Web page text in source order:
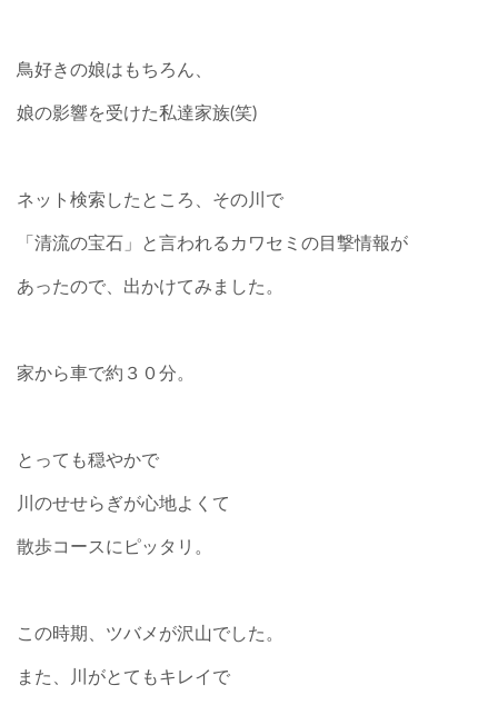
鳥好きの娘はもちろん、
娘の影響を受けた私達家族(笑)
ネット検索したところ、その川で
「清流の宝石」と言われるカワセミの目撃情報が
あったので、出かけてみました。
家から車で約３０分。
とっても穏やかで
川のせせらぎが心地よくて
散歩コースにピッタリ。
この時期、ツバメが沢山でした。
また、川がとてもキレイで